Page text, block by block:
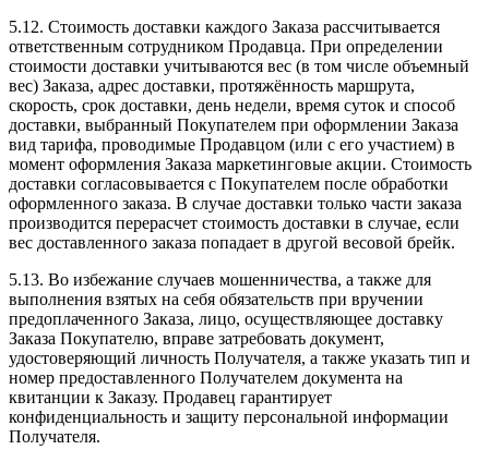
5.12. Стоимость доставки каждого Заказа рассчитывается
ответственным сотрудником Продавца. При определении
стоимости доставки учитываются вес (в том числе объемный
вес) Заказа, адрес доставки, протяжённость маршрута,
скорость, срок доставки, день недели, время суток и способ
доставки, выбранный Покупателем при оформлении Заказа
вид тарифа, проводимые Продавцом (или с его участием) в
момент оформления Заказа маркетинговые акции. Стоимость
доставки согласовывается с Покупателем после обработки
оформленного заказа. В случае доставки только части заказа
производится перерасчет стоимость доставки в случае, если
вес доставленного заказа попадает в другой весовой брейк.
5.13. Во избежание случаев мошенничества, а также для
выполнения взятых на себя обязательств при вручении
предоплаченного Заказа, лицо, осуществляющее доставку
Заказа Покупателю, вправе затребовать документ,
удостоверяющий личность Получателя, а также указать тип и
номер предоставленного Получателем документа на
квитанции к Заказу. Продавец гарантирует
конфиденциальность и защиту персональной информации
Получателя.